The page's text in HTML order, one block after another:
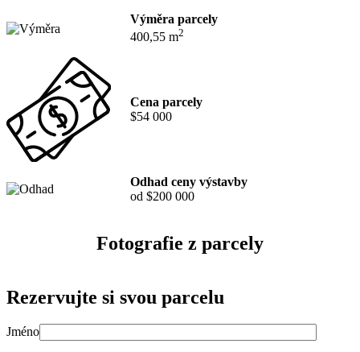
Výměra parcely
400,55 m2
Cena parcely
$54 000
Odhad ceny výstavby
od $200 000
Fotografie z parcely
Rezervujte si svou parcelu
Jméno